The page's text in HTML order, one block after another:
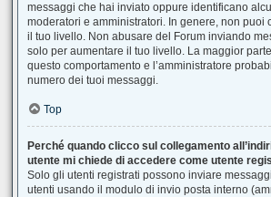
messaggi che hai inviato oppure identificano
moderatori e amministratori. In genere, non puoi
il tuo livello. Non abusare del Forum inviando
solo per aumentare il tuo livello. La maggior
questo comportamento e l’amministratore
numero dei tuoi messaggi.
Top
Perché quando clicco sul collegamento
utente mi chiede di accedere come utente
Solo gli utenti registrati possono inviare
utenti usando il modulo di invio posta interno